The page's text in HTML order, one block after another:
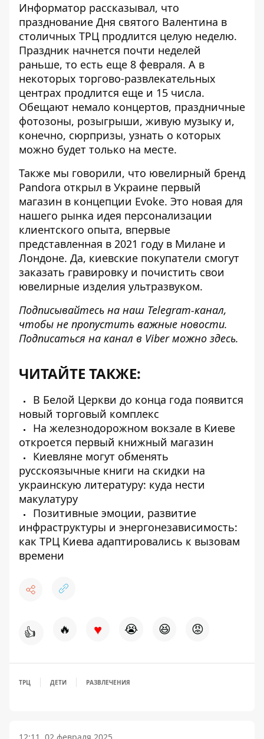
Информатор рассказывал, что
празднование Дня святого Валентина в
столичных ТРЦ продлится целую неделю.
Праздник начнется почти неделей
раньше, то есть еще 8 февраля. А в
некоторых торгово-развлекательных
центрах продлится еще и 15 числа.
Обещают немало концертов, праздничные
фотозоны, розыгрыши, живую музыку и,
конечно, сюрпризы, узнать о которых
можно будет только на месте.
Также мы говорили, что ювелирный бренд
Pandora открыл в Украине первый
магазин в концепции Evoke. Это новая для
нашего рынка идея персонализации
клиентского опыта, впервые
представленная в 2021 году в Милане и
Лондоне. Да, киевские покупатели смогут
заказать гравировку и почистить свои
ювелирные изделия ультразвуком.
Подписывайтесь на наш Telegram-канал,
чтобы не пропустить важные новости.
Подписаться на канал в Viber можно здесь.
ЧИТАЙТЕ ТАКЖЕ:
В Белой Церкви до конца года появится
новый торговый комплекс
На железнодорожном вокзале в Киеве
откроется первый книжный магазин
Киевляне могут обменять
русскоязычные книги на скидки на
украинскую литературу: куда нести
макулатуру
Позитивные эмоции, развитие
инфраструктуры и энергонезависимость:
как ТРЦ Киева адаптировались к вызовам
времени
👍 🔥 ♥ 😭 😆 😡
ТРЦ ДЕТИ РАЗВЛЕЧЕНИЯ